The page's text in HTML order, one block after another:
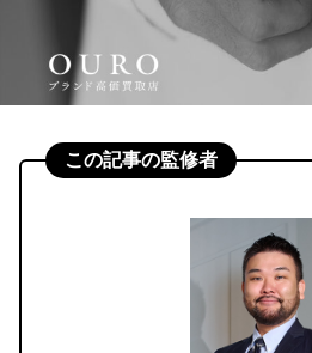
この記事の監修者